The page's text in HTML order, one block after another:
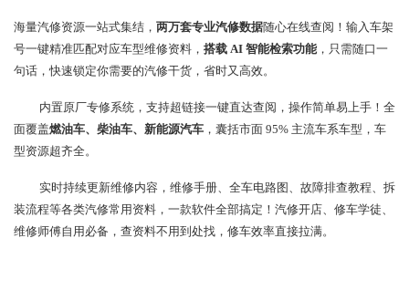
海量汽修资源一站式集结， 两万套专业汽修数据随心在线查阅！输入车架
号一键精准匹配对应车型维修资料， 搭载 AI 智能检索功能 ，只需随口一
句话，快速锁定你需要的汽修干货，省时又高效。
内置原厂专修系统，支持超链接一键直达查阅，操作简单易上手！全
面覆盖燃油车、柴油车、新能源汽车 ，囊括市面 95% 主流车系车型，车
型资源超齐全。
实时持续更新维修内容，维修手册、全车电路图、故障排查教程、拆
装流程等各类汽修常用资料，一款软件全部搞定！汽修开店、修车学徒、
维修师傅自用必备，查资料不用到处找，修车效率直接拉满。